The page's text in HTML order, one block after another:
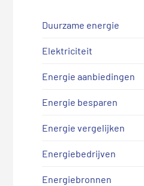
Duurzame energie
Elektriciteit
Energie aanbiedingen
Energie besparen
Energie vergelijken
Energiebedrijven
Energiebronnen